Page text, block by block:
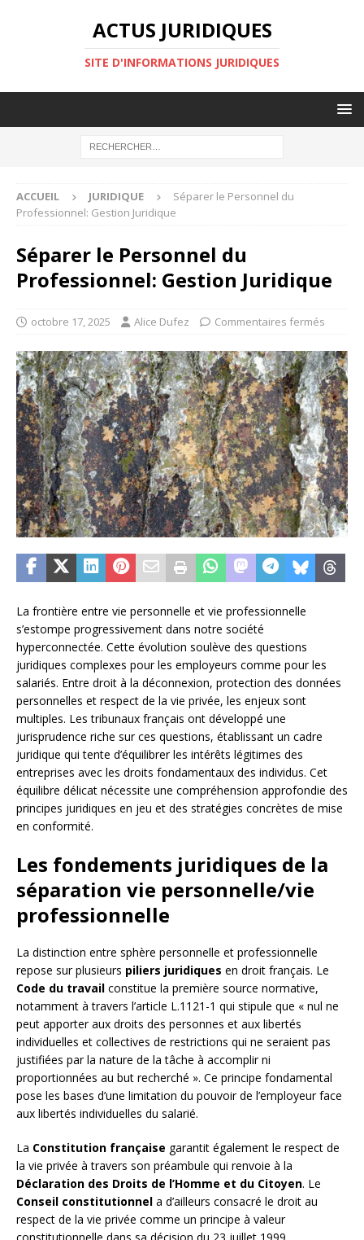
ACTUS JURIDIQUES
SITE D'INFORMATIONS JURIDIQUES
ACCUEIL JURIDIQUE
Séparer le Personnel du
Professionnel: Gestion Juridique
Séparer le Personnel du
Professionnel: Gestion Juridique
octobre 17, 2025 Alice Dufez Commentaires fermés
La frontière entre vie personnelle et vie professionnelle
s’estompe progressivement dans notre société
hyperconnectée. Cette évolution soulève des questions
juridiques complexes pour les employeurs comme pour les
salariés. Entre droit à la déconnexion, protection des données
personnelles et respect de la vie privée, les enjeux sont
multiples. Les tribunaux français ont développé une
jurisprudence riche sur ces questions, établissant un cadre
juridique qui tente d’équilibrer les intérêts légitimes des
entreprises avec les droits fondamentaux des individus. Cet
équilibre délicat nécessite une compréhension approfondie des
principes juridiques en jeu et des stratégies concrètes de mise
en conformité.
Les fondements juridiques de la
séparation vie personnelle/vie
professionnelle
La distinction entre sphère personnelle et professionnelle
repose sur plusieurs piliers juridiques en droit français. Le
Code du travail constitue la première source normative,
notamment à travers l’article L.1121-1 qui stipule que « nul ne
peut apporter aux droits des personnes et aux libertés
individuelles et collectives de restrictions qui ne seraient pas
justifiées par la nature de la tâche à accomplir ni
proportionnées au but recherché ». Ce principe fondamental
pose les bases d’une limitation du pouvoir de l’employeur face
aux libertés individuelles du salarié.
La Constitution française garantit également le respect de
la vie privée à travers son préambule qui renvoie à la
Déclaration des Droits de l’Homme et du Citoyen. Le
Conseil constitutionnel a d’ailleurs consacré le droit au
respect de la vie privée comme un principe à valeur